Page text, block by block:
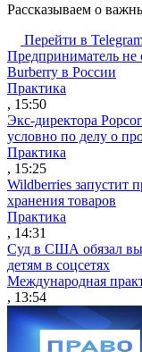
Рассказываем о
Перейти в
Предприниматель не
Burberry в России
Практика
, 15:50
Экс-директора
условно по делу о
Практика
, 15:25
Wildberries запустит
хранения товаров
Практика
, 14:31
Суд в США обязал
детям в соцсетях
Международная
, 13:54